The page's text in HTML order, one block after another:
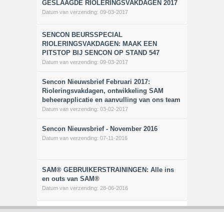
GESLAAGDE RIOLERINGSVAKDAGEN 2017
Datum van verzending: 09-03-2017
SENCON BEURSSPECIAL
RIOLERINGSVAKDAGEN: MAAK EEN
PITSTOP BIJ SENCON OP STAND 547
Datum van verzending: 09-03-2017
Sencon Nieuwsbrief Februari 2017:
Rioleringsvakdagen, ontwikkeling SAM
beheerapplicatie en aanvulling van ons team
Datum van verzending: 03-02-2017
Sencon Nieuwsbrief - November 2016
Datum van verzending: 07-11-2016
SAM® GEBRUIKERSTRAININGEN: Alle ins
en outs van SAM®
Datum van verzending: 28-06-2016